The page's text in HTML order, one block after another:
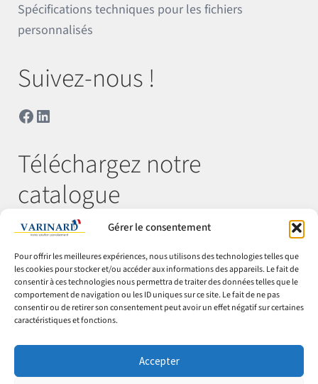
Gérer le consentement
Pour offrir les meilleures expériences, nous utilisons des technologies telles que
les cookies pour stocker et/ou accéder aux informations des appareils. Le fait de
consentir à ces technologies nous permettra de traiter des données telles que le
comportement de navigation ou les ID uniques sur ce site. Le fait de ne pas
consentir ou de retirer son consentement peut avoir un effet négatif sur certaines
caractéristiques et fonctions.
Accepter
Spécifications techniques pour les fichiers
personnalisés
Suivez-nous !
Facebook
LinkedIn
Téléchargez notre
catalogue
© Varinard 2026
Expéditions & retours